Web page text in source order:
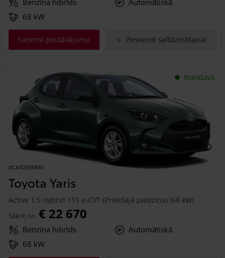
Benzīna hibrīds
Automātiskā
68 kW
Saņemt piedāvājumu Pievienot salīdzināšanai
Noliktavā
#CA32068840
Toyota Yaris
Active 1.5 Hybrid 115 e-CVT (Priekšējā piedziņa) (68 kW)
Sākot no € 22 670
Benzīna hibrīds
Automātiskā
68 kW